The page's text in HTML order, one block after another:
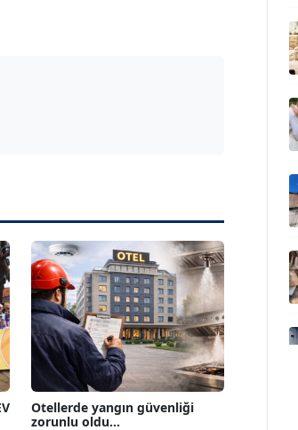
Otellerde yangın güvenliği
zorunlu oldu...